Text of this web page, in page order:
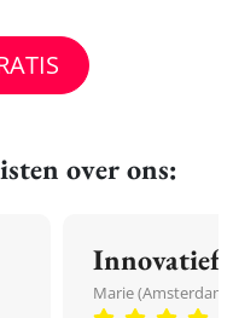
over ons:
Innovatief
Marie